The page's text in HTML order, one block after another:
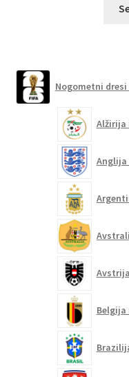
Nogometni dresi
Alžirija
Anglija
Belgija